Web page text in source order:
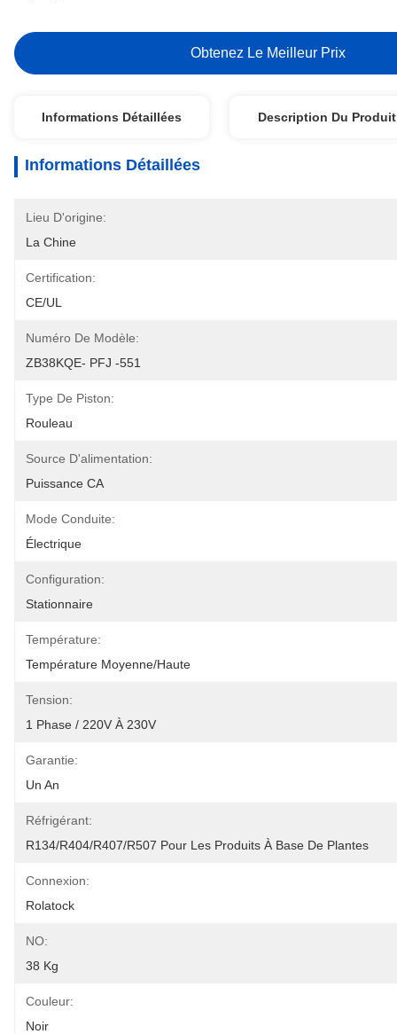
Obtenez Le Meilleur Prix
Informations Détaillées Description Du Produit
Informations Détaillées
Lieu D'origine:
La Chine
Certification:
CE/UL
Numéro De Modèle:
ZB38KQE- PFJ -551
Type De Piston:
Rouleau
Source D'alimentation:
Puissance CA
Mode Conduite:
Électrique
Configuration:
Stationnaire
Température:
Température Moyenne/haute
Tension:
1 Phase / 220V À 230V
Garantie:
Un An
Réfrigérant:
R134/R404/R407/R507 Pour Les Produits À Base De Plantes
Connexion:
Rolatock
NO:
38 Kg
Couleur:
Noir